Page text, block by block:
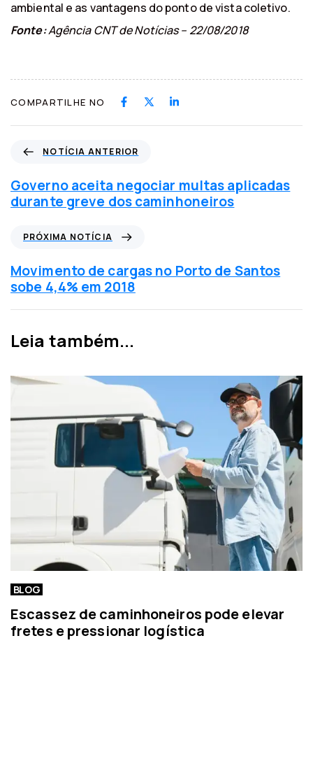
ambiental e as vantagens do ponto de vista coletivo.​
Fonte:Agência CNT de Notícias – 22/08/2018
COMPARTILHE NO
t
í
c
n
t
e
i
r
NOTÍCIA ANTERIOR
Governo aceita negociar multas aplicadas
durante greve dos caminhoneiros
ó
x
i
m
n
t
i
PRÓXIMA NOTÍCIA
Movimento de cargas no Porto de Santos
sobe 4,4% em 2018
Leia também...
BLOG
Escassez de caminhoneiros pode elevar
fretes e pressionar logística